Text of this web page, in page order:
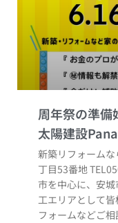
周年祭の準備
新築リフォーム
丁目53番地
市を中心に、安
工エリアとして
フォームなどご相